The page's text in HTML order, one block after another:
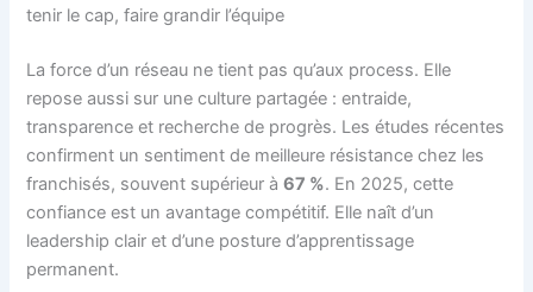
tenir le cap, faire grandir l’équipe
La force d’un réseau ne tient pas qu’aux process. Elle
repose aussi sur une culture partagée : entraide,
transparence et recherche de progrès. Les études récentes
confirment un sentiment de meilleure résistance chez les
franchisés, souvent supérieur à67 %. En 2025, cette
confiance est un avantage compétitif. Elle naît d’un
leadership clair et d’une posture d’apprentissage
permanent.